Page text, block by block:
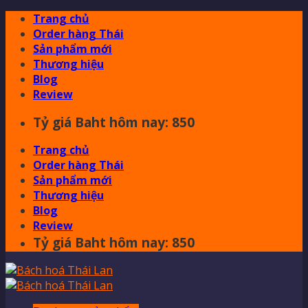
Skip
content
Trang chủ
Order hàng Thái
Sản phẩm mới
Thương hiệu
Blog
Review
Tỷ giá Baht hôm nay: 850
Trang chủ
Order hàng Thái
Sản phẩm mới
Thương hiệu
Blog
Review
Tỷ giá Baht hôm nay: 850